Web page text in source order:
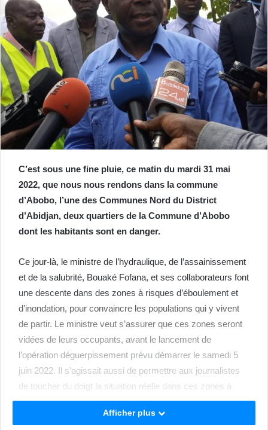
C’est sous une fine pluie, ce matin du mardi 31 mai
2022, que nous nous rendons dans la commune
d’Abobo, l’une des Communes Nord du District
d’Abidjan, deux quartiers de la Commune d’Abobo
dont les habitants sont en danger.
Ce jour-là, le ministre de l’hydraulique, de l’assainissement
et de la salubrité, Bouaké Fofana, et ses collaborateurs font
une descente dans des zones à risques d’éboulement et
d’inondation, pour convaincre les populations qui y vivent
de partir. Le ministre veut s’assurer que ces zones seront
vidées de leurs occupants, avant le lancement de
l’opération déguerpissement prévu démarrer le samedi 5
juin 2022. Il s’agissait aussi de permettre aux journalistes
de toucher du doigt la situation réelle dans ces zones à
risques.
Pour l’occasion, le ministre Bouaké Fofana prend place
Afficher plus